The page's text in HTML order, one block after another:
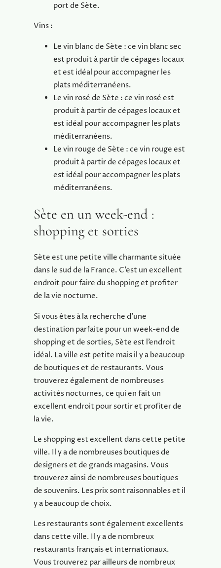
port de Sète.
Vins :
Le vin blanc de Sète : ce vin blanc sec
est produit à partir de cépages locaux
et est idéal pour accompagner les
plats méditerranéens.
Le vin rosé de Sète : ce vin rosé est
produit à partir de cépages locaux et
est idéal pour accompagner les plats
méditerranéens.
Le vin rouge de Sète : ce vin rouge est
produit à partir de cépages locaux et
est idéal pour accompagner les plats
méditerranéens.
Sète en un week-end :
shopping et sorties
Sète est une petite ville charmante située
dans le sud de la France. C’est un excellent
endroit pour faire du shopping et profiter
de la vie nocturne.
Si vous êtes à la recherche d’une
destination parfaite pour un week-end de
shopping et de sorties, Sète est l’endroit
idéal. La ville est petite mais il y a beaucoup
de boutiques et de restaurants. Vous
trouverez également de nombreuses
activités nocturnes, ce qui en fait un
excellent endroit pour sortir et profiter de
la vie.
Le shopping est excellent dans cette petite
ville. Il y a de nombreuses boutiques de
designers et de grands magasins. Vous
trouverez ainsi de nombreuses boutiques
de souvenirs. Les prix sont raisonnables et il
y a beaucoup de choix.
Les restaurants sont également excellents
dans cette ville. Il y a de nombreux
restaurants français et internationaux.
Vous trouverez par ailleurs de nombreux